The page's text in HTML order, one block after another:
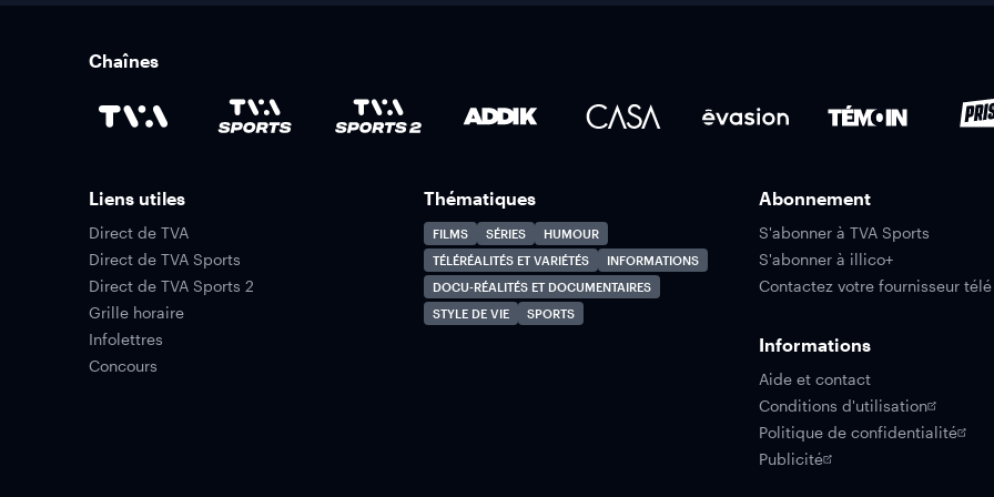
Chaînes
Liens utiles
Direct de TVA
Direct de TVA Sports
Direct de TVA Sports 2
Grille horaire
Infolettres
Concours
Thématiques
FILMS SÉRIES
HUMOUR
TÉLÉRÉALITÉS ET VARIÉTÉS
INFORMATIONS
DOCU-RÉALITÉS ET DOCUMENTAIRES
STYLE DE VIE
SPORTS
Abonnement
S'abonner à TVA Sports
S'abonner à illico+
Contactez votre fournisseur télé
Informations
Aide et contact
Conditions d'utilisation
Politique de confidentialité
Publicité